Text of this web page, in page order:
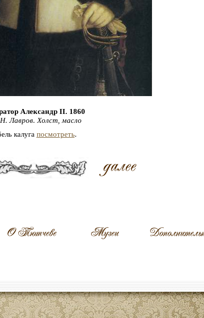
Александр II. 1860
Лавров. Холст, масло
калуга посмотреть.